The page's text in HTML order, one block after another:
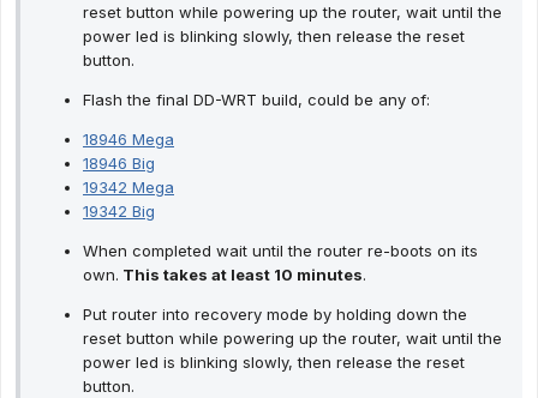
reset button while powering up the router, wait until the
power led is blinking slowly, then release the reset
button.
Flash the final DD-WRT build, could be any of:
18946 Mega
18946 Big
19342 Mega
19342 Big
When completed wait until the router re-boots on its
own. This takes at least 10 minutes.
Put router into recovery mode by holding down the
reset button while powering up the router, wait until the
power led is blinking slowly, then release the reset
button.